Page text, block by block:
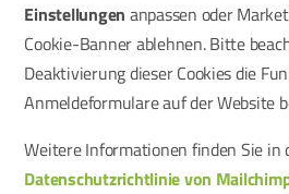
Einstellungen anpassen oder
Cookie-Banner ablehnen. Bitte
Deaktivierung dieser Cookies die
Anmeldeformulare auf der Website
Weitere Informationen finden Sie in
Datenschutzrichtlinie von